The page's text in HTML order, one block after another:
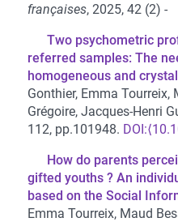
françaises, 2025, 42 (2)
Two psychometric
referred samples: The
homogeneous and
Gonthier, Emma
Grégoire, Jacques-Henri
112, pp.101948.
How do parents
gifted youths ? An
based on the Social
Emma Tourreix, Maud